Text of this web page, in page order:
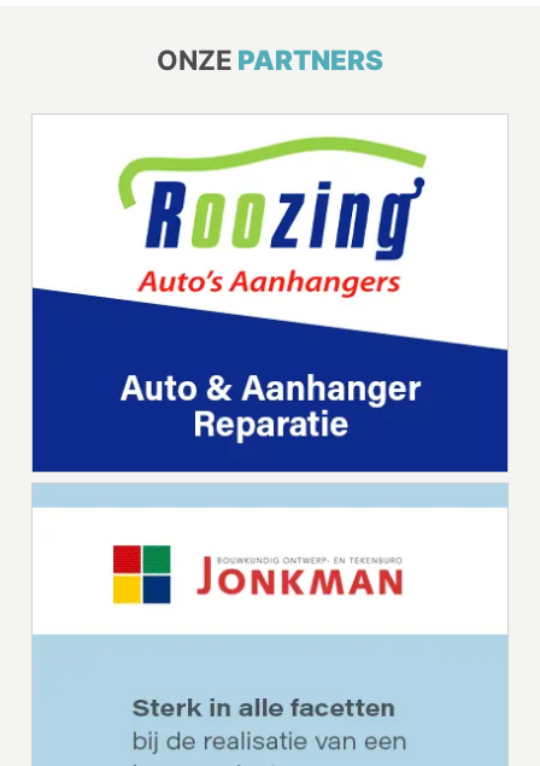
ONZE PARTNERS